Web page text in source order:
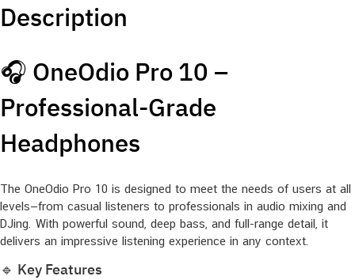
Description
🎧 OneOdio Pro 10 –
Professional-Grade
Headphones
The OneOdio Pro 10 is designed to meet the needs of users at all
levels—from casual listeners to professionals in audio mixing and
DJing. With powerful sound, deep bass, and full-range detail, it
delivers an impressive listening experience in any context.
🔹 Key Features